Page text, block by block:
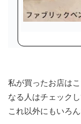
私が買ったお店はこ
なる人はチェックし
これ以外にもいろ